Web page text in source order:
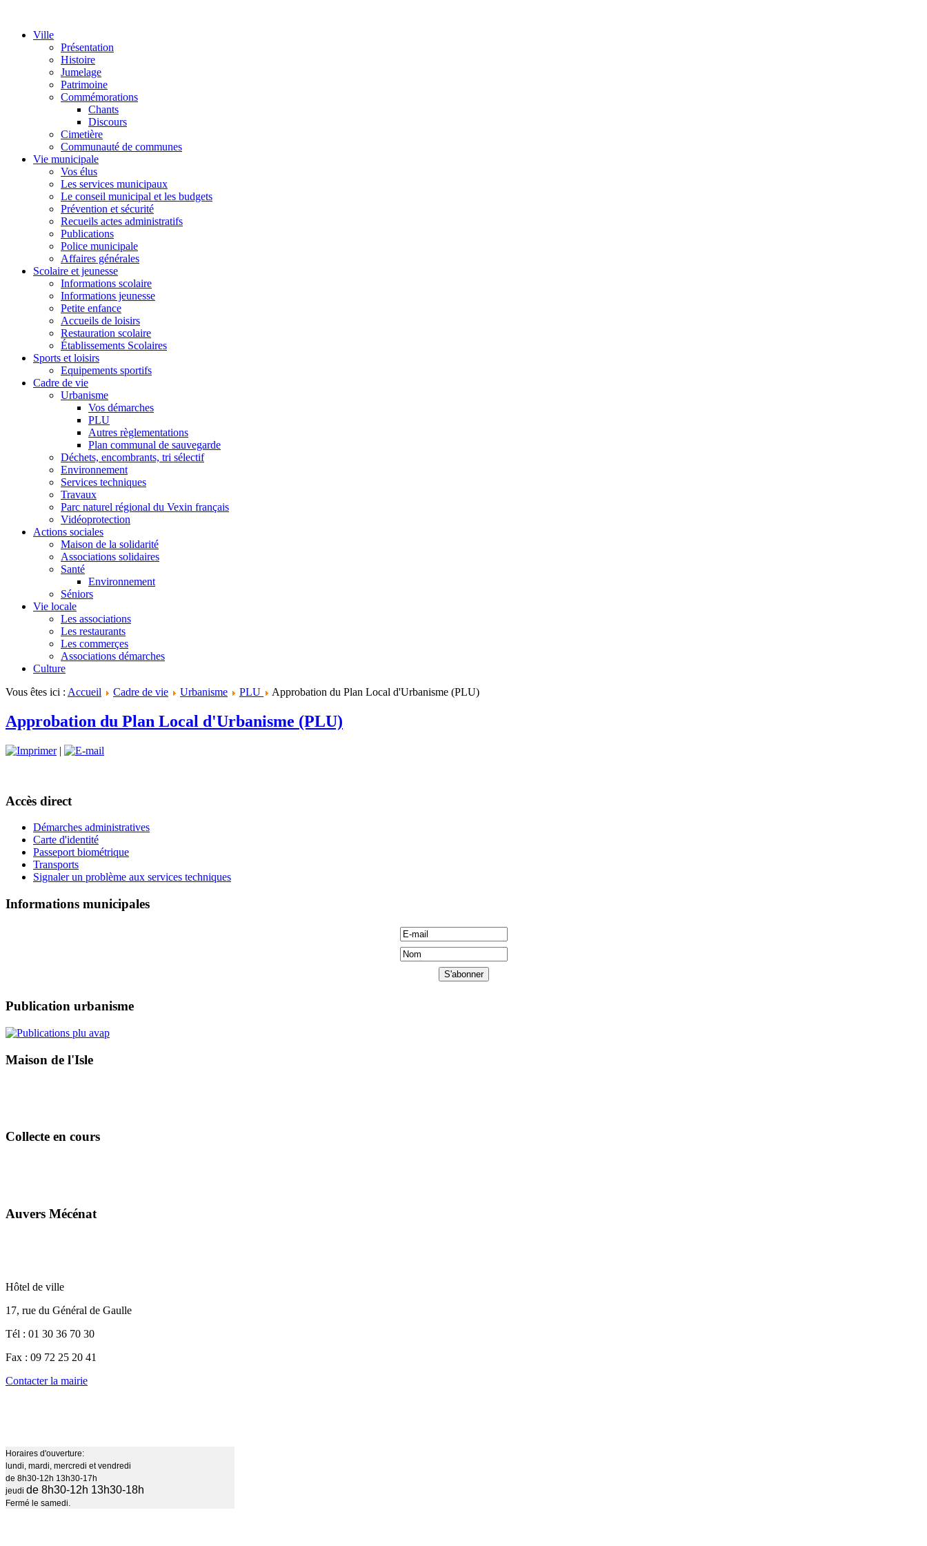
Ville
Présentation
Histoire
Jumelage
Patrimoine
Commémorations
Chants
Discours
Cimetière
Communauté de communes
Vie municipale
Vos élus
Les services municipaux
Le conseil municipal et les budgets
Prévention et sécurité
Recueils actes administratifs
Publications
Police municipale
Affaires générales
Scolaire et jeunesse
Informations scolaire
Informations jeunesse
Petite enfance
Accueils de loisirs
Restauration scolaire
Établissements Scolaires
Sports et loisirs
Equipements sportifs
Cadre de vie
Urbanisme
Vos démarches
PLU
Autres règlementations
Plan communal de sauvegarde
Déchets, encombrants, tri sélectif
Environnement
Services techniques
Travaux
Parc naturel régional du Vexin français
Vidéoprotection
Actions sociales
Maison de la solidarité
Associations solidaires
Santé
Environnement
Séniors
Vie locale
Les associations
Les restaurants
Les commerçes
Associations démarches
Culture
Vous êtes ici : Accueil Cadre de vie Urbanisme PLU Approbation du Plan Local d'Urbanisme (PLU)
Approbation du Plan Local d'Urbanisme (PLU)
|
Accès direct
Démarches administratives
Carte d'identité
Passeport biométrique
Transports
Signaler un problème aux services techniques
Informations municipales
Publication urbanisme
Maison de l'Isle
Collecte en cours
Auvers Mécénat
Hôtel de ville
17, rue du Général de Gaulle
Tél : 01 30 36 70 30
Fax : 09 72 25 20 41
Contacter la mairie
Horaires d'ouverture:
lundi, mardi, mercredi et vendredi
de 8h30-12h 13h30-17h
jeudi de 8h30-12h 13h30-18h
Fermé le samedi.